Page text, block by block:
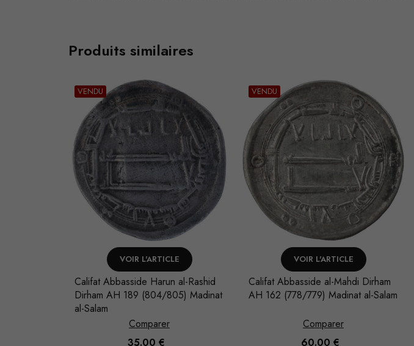
Produits similaires
VENDU
VOIR L'ARTICLE
Califat Abbasside Harun al-Rashid
Dirham AH 189 (804/805) Madinat
al-Salam
Comparer
35.00 €
VENDU
VOIR L'ARTICLE
Califat Abbasside al-Mahdi Dirham
AH 162 (778/779) Madinat al-Salam
Comparer
60.00 €